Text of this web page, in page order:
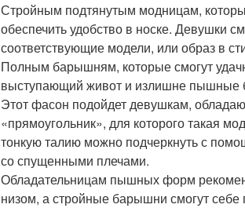
Стройным подтянутым модницам,
обеспечить удобство в носке. Девушки
соответствующие модели, или образ в
Полным барышням, которые смогут
выступающий живот и излишне пышные
Этот фасон подойдет девушкам,
«прямоугольник», для которого такая
тонкую талию можно подчеркнуть с
со спущенными плечами.
Обладательницам пышных форм
низом, а стройные барышни смогут